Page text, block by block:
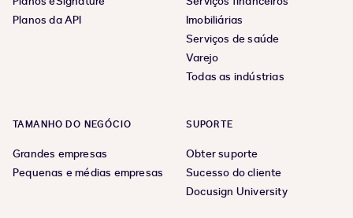
Planos da API
Imobiliárias
Serviços de saúde
Varejo
Todas as indústrias
TAMANHO DO NEGÓCIO
Grandes empresas
Pequenas e médias empresas
SUPORTE
Obter suporte
Sucesso do cliente
Docusign University